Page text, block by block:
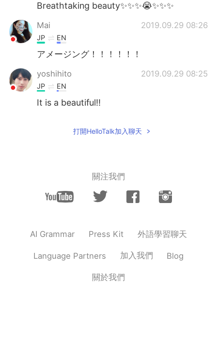
Breathtaking beauty✨✨✨😭✨✨✨
Mai 2019.09.29 08:26
JP EN
アメージング！！！！！！
yoshihito 2019.09.29 08:25
JP EN
It is a beautiful‼️
打開HelloTalk加入聊天
關注我們
AI Grammar Press Kit 外語學習聊天
Language Partners 加入我們 Blog
關於我們